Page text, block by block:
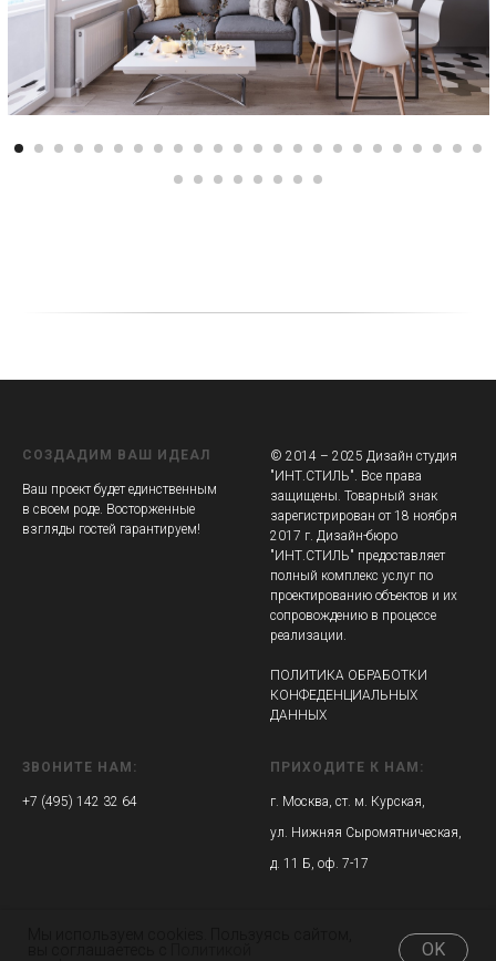
OK
СОЗДАДИМ ВАШ ИДЕАЛ
Ваш проект будет единственным
в своем роде. Восторженные
взгляды гостей гарантируем!
© 2014 – 2025 Дизайн студия
"ИНТ.СТИЛЬ". Все права
защищены. Товарный знак
зарегистрирован от 18 ноября
2017 г. Дизайн-бюро
"ИНТ.СТИЛЬ" предоставляет
полный комплекс услуг по
проектированию объектов и их
сопровождению в процессе
реализации.
ПОЛИТИКА ОБРАБОТКИ
КОНФЕДЕНЦИАЛЬНЫХ
ДАННЫХ
ЗВОНИТЕ НАМ:
+7 (495) 142 32 64
ПРИХОДИТЕ К НАМ:
г. Москва, ст. м. Курская,
ул. Нижняя Сыромятническая,
д. 11 Б, оф. 7-17